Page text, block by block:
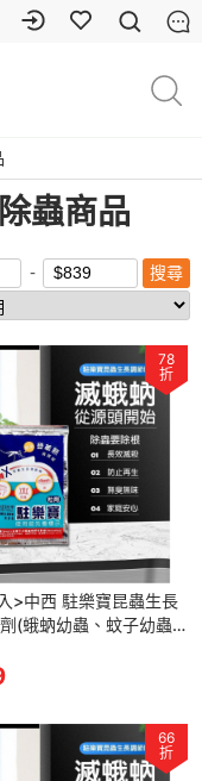
蟲商品
78
折
>中西 駐樂寶昆蟲生長
(蛾蚋幼蟲、蚊子幼蟲-
包-除蟲粒劑 登革熱
66
折